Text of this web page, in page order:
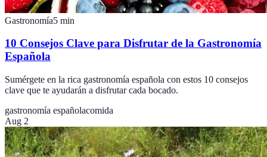
Gastronomía5 min
10 Consejos Clave para Disfrutar de la Gastronomía
Española
Sumérgete en la rica gastronomía española con estos 10 consejos
clave que te ayudarán a disfrutar cada bocado.
gastronomía españolacomida
Aug 2